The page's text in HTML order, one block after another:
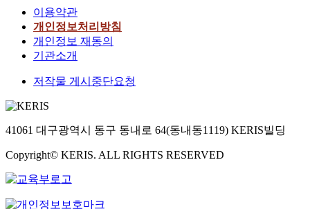
이용약관
개인정보처리방침
개인정보 재동의
기관소개
저작물 게시중단요청
41061 대구광역시 동구 동내로 64(동내동1119) KERIS빌딩
Copyright© KERIS. ALL RIGHTS RESERVED